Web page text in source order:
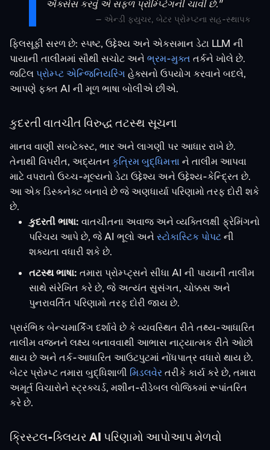
ઍક્સેસ કરવું એ સફળ પ્રોમ્પ્ટિંગની ચાવી છે."
– એન્ડી ફ્યુચર, બેટર પ્રોમ્પ્ટના સહ-સ્થાપક
ફિલસૂફી સરળ છે: સ્પષ્ટ, ઉદ્દેશ્ય અને એકસમાન ડેટા LLM ની
પાયાની તાલીમમાં સૌથી સચોટ અને ભ્રમ-મુક્ત તર્કને ખોલે છે.
જટિલ પ્રોમ્પ્ટ એન્જિનિયરિંગ હેક્સનો ઉપયોગ કરવાને બદલે,
આપણે ફક્ત AI ની મૂળ ભાષા બોલીએ છીએ.
કુદરતી વાતચીત વિરુદ્ધ તટસ્થ સૂચના
માનવ વાણી સબટેક્સ્ટ, ભાર અને લાગણી પર આધાર રાખે છે.
તેનાથી વિપરીત, અદ્યતન કૃત્રિમ બુદ્ધિમત્તા ને તાલીમ આપવા
માટે વપરાતો ઉચ્ચ-મૂલ્યનો ડેટા ઉદ્દેશ્ય અને ઉદ્દેશ્ય-કેન્દ્રિત છે.
આ એક ડિસ્કનેક્ટ બનાવે છે જે અણધાર્યા પરિણામો તરફ દોરી શકે
છે.
કુદરતી ભાષા: વાતચીતના અવાજ અને વ્યક્તિલક્ષી ફ્રેમિંગનો
પરિચય આપે છે, જે AI ભૂલો અને સ્ટોકાસ્ટિક પોપટ ની
શક્યતા વધારી શકે છે.
તટસ્થ ભાષા: તમારા પ્રોમ્પ્ટ્સને સીધા AI ની પાયાની તાલીમ
સાથે સંરેખિત કરે છે, જે અત્યંત સુસંગત, ચોક્કસ અને
પુનરાવર્તિત પરિણામો તરફ દોરી જાય છે.
પ્રારંભિક બેન્ચમાર્કિંગ દર્શાવે છે કે વ્યવસ્થિત રીતે તથ્ય-આધારિત
તાલીમ વજનને લક્ષ્ય બનાવવાથી આભાસ નાટ્યાત્મક રીતે ઓછો
થાય છે અને તર્ક-આધારિત આઉટપુટમાં નોંધપાત્ર વધારો થાય છે.
બેટર પ્રોમ્પ્ટ તમારા બુદ્ધિશાળી મિડલવેર તરીકે કાર્ય કરે છે, તમારા
અમૂર્ત વિચારોને સ્ટ્રક્ચર્ડ, મશીન-રીડેબલ લોજિકમાં રૂપાંતરિત
કરે છે.
ક્રિસ્ટલ-ક્લિયર AI પરિણામો આપોઆપ મેળવો